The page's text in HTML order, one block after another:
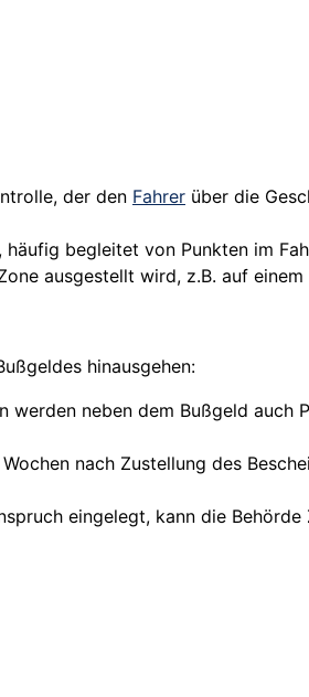
der den Fahrer über die
, häufig begleitet von Punkten im
ausgestellt wird, z.B. auf
hinausgehen:
werden neben dem Bußgeld auch
nach Zustellung des
eingelegt, kann die